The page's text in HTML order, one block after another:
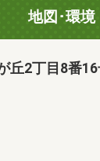
地図･環境
丘2丁目8番